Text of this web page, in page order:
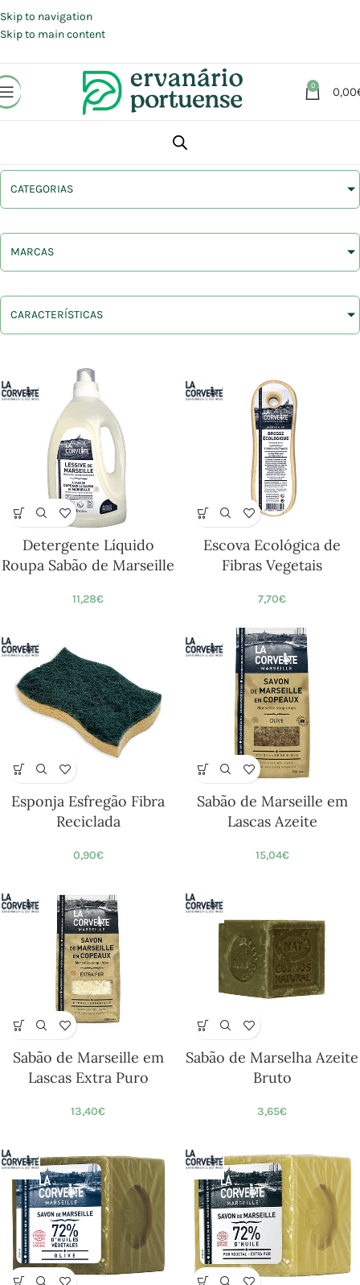
Skip to navigation
Skip to main content
0 0,00
CATEGORIAS
MARCAS
CARACTERÍSTICAS
Detergente Líquido
Roupa Sabão de Marseille
11,28€
Escova Ecológica de
Fibras Vegetais
7,70€
Esponja Esfregão Fibra
Reciclada
0,90€
Sabão de Marseille em
Lascas Azeite
15,04€
Sabão de Marseille em
Lascas Extra Puro
13,40€
Sabão de Marselha Azeite
Bruto
3,65€